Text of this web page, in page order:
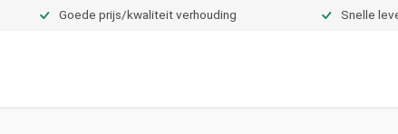
Goede prijs/kwaliteit verhouding Snelle